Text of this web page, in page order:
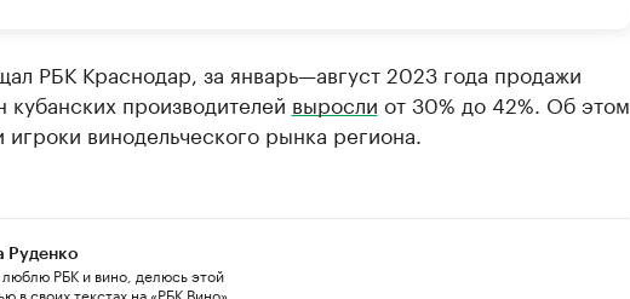
РБК Краснодар, за январь—август 2023 года продажи
кубанских производителей выросли от 30% до 42%. Об этом
винодельческого рынка региона.
Руденко
РБК и вино, делюсь этой
в своих текстах на «РБК Вино».